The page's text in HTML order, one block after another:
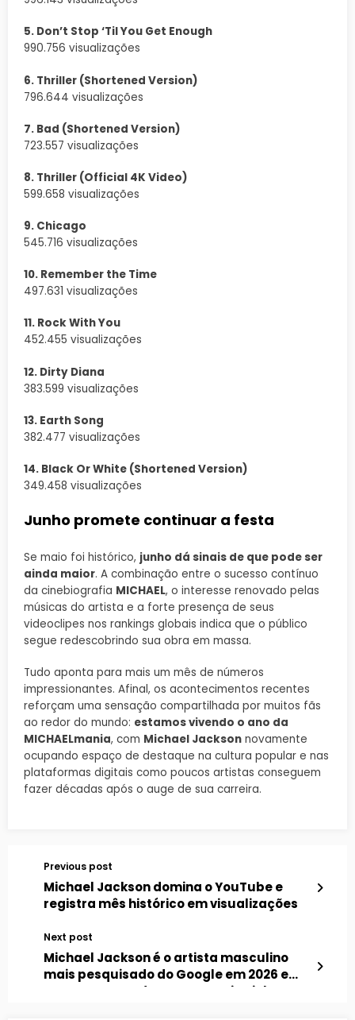
5. Don’t Stop ‘Til You Get Enough
990.756 visualizações
6. Thriller (Shortened Version)
796.644 visualizações
7. Bad (Shortened Version)
723.557 visualizações
8. Thriller (Official 4K Video)
599.658 visualizações
9. Chicago
545.716 visualizações
10. Remember the Time
497.631 visualizações
11. Rock With You
452.455 visualizações
12. Dirty Diana
383.599 visualizações
13. Earth Song
382.477 visualizações
14. Black Or White (Shortened Version)
349.458 visualizações
Junho promete continuar a festa
Se maio foi histórico, junho dá sinais de que pode ser
ainda maior. A combinação entre o sucesso contínuo
da cinebiografia MICHAEL, o interesse renovado pelas
músicas do artista e a forte presença de seus
videoclipes nos rankings globais indica que o público
segue redescobrindo sua obra em massa.
Tudo aponta para mais um mês de números
impressionantes. Afinal, os acontecimentos recentes
reforçam uma sensação compartilhada por muitos fãs
ao redor do mundo: estamos vivendo o ano da
MICHAELmania, com Michael Jackson novamente
ocupando espaço de destaque na cultura popular e nas
plataformas digitais como poucos artistas conseguem
fazer décadas após o auge de sua carreira.
Previous post
Michael Jackson domina o YouTube e
registra mês histórico em visualizações
Next post
Michael Jackson é o artista masculino
mais pesquisado do Google em 2026 e
supera BTS, Bad Bunny e Justin Bieber